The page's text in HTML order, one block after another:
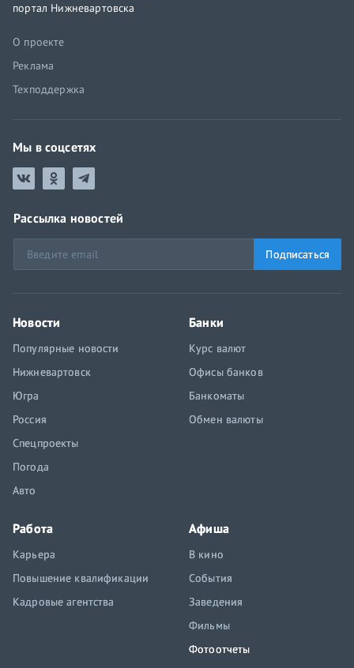
портал Нижневартовска
О проекте
Реклама
Техподдержка
Мы в соцсетях
Рассылка новостей
Подписаться
Новости
Популярные новости
Нижневартовск
Югра
Россия
Спецпроекты
Погода
Авто
Банки
Курс валют
Офисы банков
Банкоматы
Обмен валюты
Работа
Карьера
Повышение квалификации
Кадровые агентства
Афиша
В кино
События
Заведения
Фильмы
Фотоотчеты